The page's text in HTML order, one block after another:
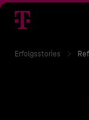
Erfolgsstories